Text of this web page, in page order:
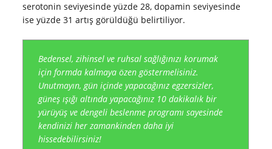
serotonin seviyesinde yüzde 28, dopamin seviyesinde
ise yüzde 31 artış görüldüğü belirtiliyor.
Bedensel, zihinsel ve ruhsal sağlığınızı korumak
için formda kalmaya özen göstermelisiniz.
Unutmayın, gün içinde yapacağınız egzersizler,
güneş ışığı altında yapacağınız 10 dakikalık bir
yürüyüş ve dengeli beslenme programı sayesinde
kendinizi her zamankinden daha iyi
hissedebilirsiniz!